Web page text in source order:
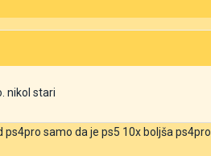
nikol stari
samo da je ps5 10x boljša ps4pro.